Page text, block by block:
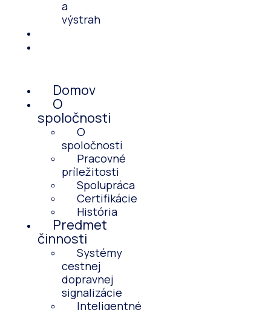
a
výstrah
Domov
O
spoločnosti
O
spoločnosti
Pracovné
príležitosti
Spolupráca
Certifikácie
História
Predmet
činnosti
Systémy
cestnej
dopravnej
signalizácie
Inteligentné